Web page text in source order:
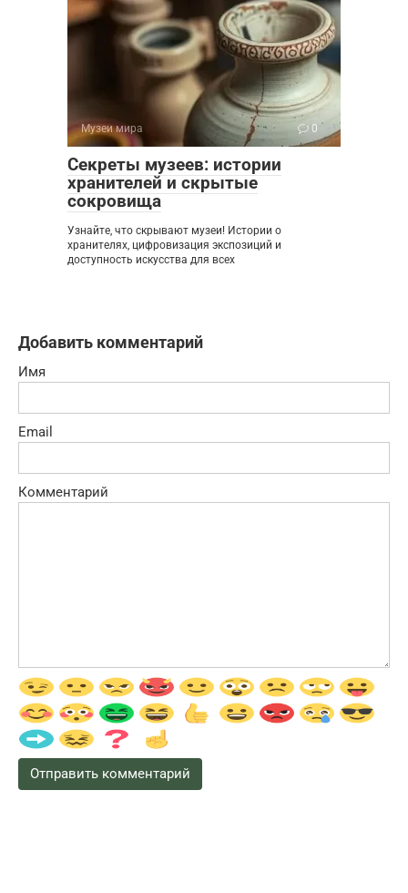
Музеи мира 0
Секреты музеев: истории
хранителей и скрытые
сокровища
Узнайте, что скрывают музеи! Истории о
хранителях, цифровизация экспозиций и
доступность искусства для всех
Добавить комментарий
Имя
Email
Комментарий